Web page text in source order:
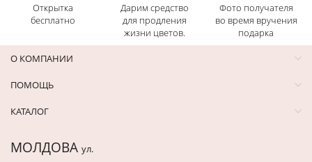
Открытка
бесплатно
Дарим средство
для продления
жизни цветов.
Фото получателя
во время вручения
подарка
О КОМПАНИИ
ПОМОЩЬ
КАТАЛОГ
МОЛДОВА ул.